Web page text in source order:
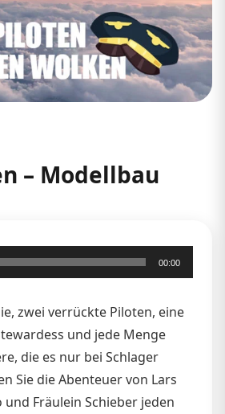
– Modellbau
00:00
zwei verrückte Piloten, eine
und jede Menge
die es nur bei Schlager
Sie die Abenteuer von Lars
und Fräulein Schieber jeden